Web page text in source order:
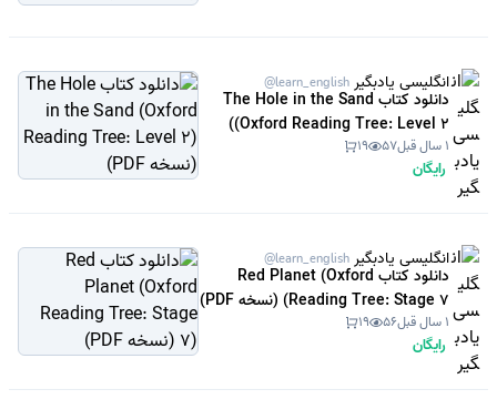
انگلیسی یادبگیر @learn_english
دانلود کتاب The Hole in the Sand
(Oxford Reading Tree: Level 2)
(نسخه PDF)1 سال قبل 57
19
رایگان
انگلیسی یادبگیر @learn_english
دانلود کتاب Red Planet (Oxford
Reading Tree: Stage 7) (نسخه PDF)
1 سال قبل 56
19
رایگان